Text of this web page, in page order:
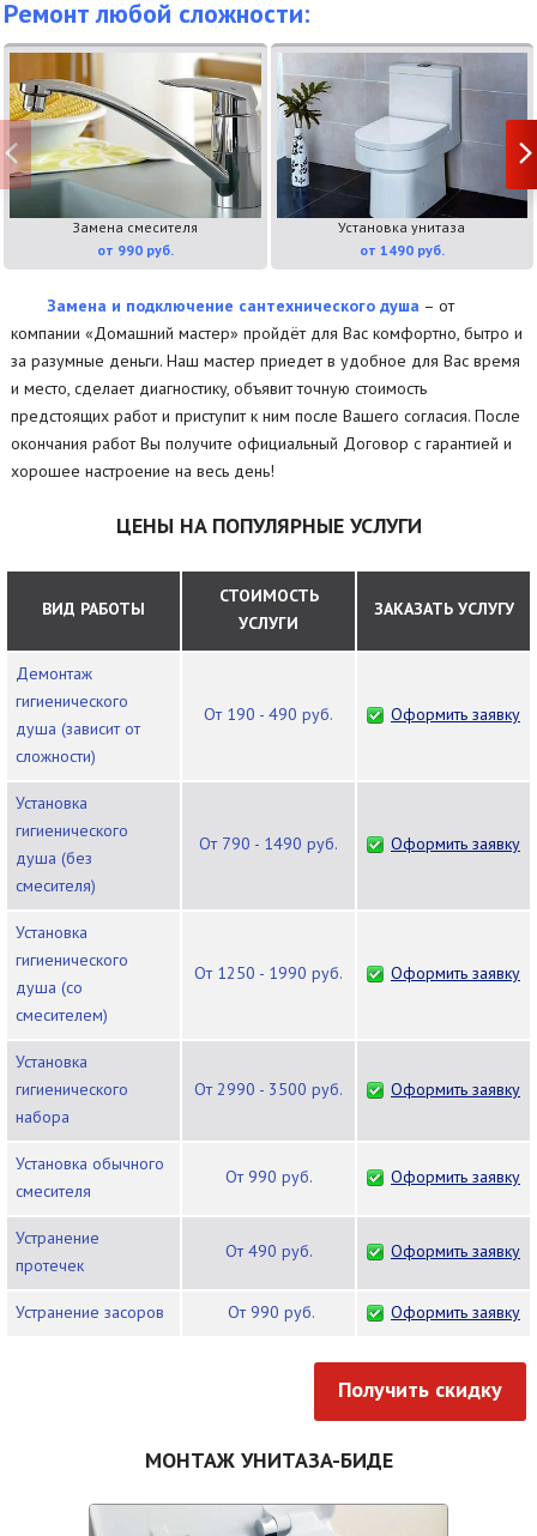
Ремонт любой сложности:
Замена смесителя
от 990 руб.
Установка унитаза
от 1490 руб.
Замена и подключение сантехнического душа – от
компании «Домашний мастер» пройдёт для Вас комфортно, бытро и
за разумные деньги. Наш мастер приедет в удобное для Вас время
и место, сделает диагностику, объявит точную стоимость
предстоящих работ и приступит к ним после Вашего согласия. После
окончания работ Вы получите официальный Договор с гарантией и
хорошее настроение на весь день!
ЦЕНЫ НА ПОПУЛЯРНЫЕ УСЛУГИ
ВИД РАБОТЫ
СТОИМОСТЬ
УСЛУГИ
ЗАКАЗАТЬ УСЛУГУ
Демонтаж
гигиенического
душа (зависит от
сложности)
от 190 - 490 руб. Оформить заявку
Установка
гигиенического
душа (без
смесителя)
от 790 - 1490 руб. Оформить заявку
Установка
гигиенического
душа (со
смесителем)
от 1250 - 1990 руб. Оформить заявку
Установка
гигиенического
набора
от 2990 - 3500 руб. Оформить заявку
Установка обычного
смесителя
от 990 руб. Оформить заявку
Устранение
протечек
от 490 руб. Оформить заявку
Устранение засоров от 990 руб. Оформить заявку
Получить скидку
МОНТАЖ УНИТАЗА-БИДЕ